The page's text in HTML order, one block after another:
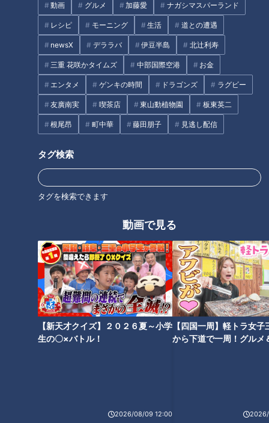
動画 グルメ 加藤愛 ナガシマスパーランド
レシピ モーニング 生活 道との遭遇
newsX デララバ 伊豆半島 北辻利寿
三重 花咲かタイムズ 中部国際空港 お金
エンタメ ゲンキの時間 ドラゴンズ ラグビー
友廣南実 喫茶店 東山動植物園 板東英二
根尾昂 町中華 藤田朋子 見逃し配信
タグ検索
タグを検索できます
動画で見る
【新天才クイズ】２０２６夏～小学
生の〇×バトル！
2026/08/09 12:00
【四国一周】軽トラ女子
から下道で一周！グルメ
出発してすぐに、自転車は天竜川を渡ります。友廣アナは「見
晴らしがすごくいいですよ、この橋は！川はもちろん、山々も
見えますし、本当にきれいな街並みが広がっています！気持ち
いい！」とペダルを漕ぐ足に力が入ります。
CBCテレビ『チャント！』
午後8時45分、スタートの三保松原から約97㎞地点。自転車
は、静岡県最後の街・浜松市へ。友廣アナは「愛知県も、すぐ
そこまで来ましたね！」と笑顔です。
順調に漕ぎ進めること9㎞。道中で、広場や陸上競技場、野球
つり」の「凧揚げ合戦」が有名とのこと。450年以上の歴史を